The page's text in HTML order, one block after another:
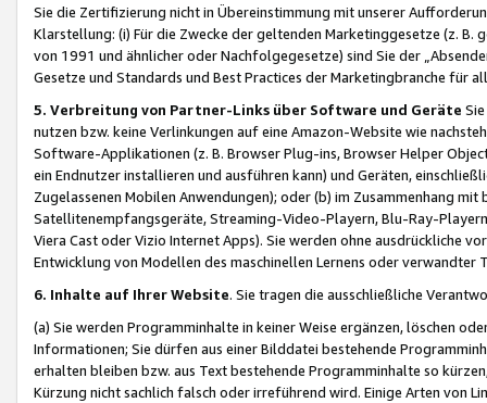
Sie die Zertifizierung nicht in Übereinstimmung mit unserer
Klarstellung: (i) Für die Zwecke der geltenden Marketinggesetze (z. B.
von 1991 und ähnlicher oder Nachfolgegesetze) sind Sie der
Gesetze und Standards und Best Practices der Marketingbranche für
5. Verbreitung von Partner-Links über Software und Geräte
nutzen bzw. keine Verlinkungen auf eine Amazon-Website wie
Software-Applikationen (z. B. Browser Plug-ins, Browser Helper
ein Endnutzer installieren und ausführen kann) und Geräten,
Zugelassenen Mobilen Anwendungen); oder (b) im Zusammenhang
Satellitenempfangsgeräte, Streaming-Video-Playern, Blu-Ray-
Viera Cast oder Vizio Internet Apps). Sie werden ohne ausdrückliche
Entwicklung von Modellen des maschinellen Lernens oder
6. Inhalte auf Ihrer Website. Sie tragen die ausschließliche
(a) Sie werden Programminhalte in keiner Weise ergänzen, löschen
Informationen; Sie dürfen aus einer Bilddatei bestehende
erhalten bleiben bzw. aus Text bestehende Programminhalte so
Kürzung nicht sachlich falsch oder irreführend wird. Einige Arten von